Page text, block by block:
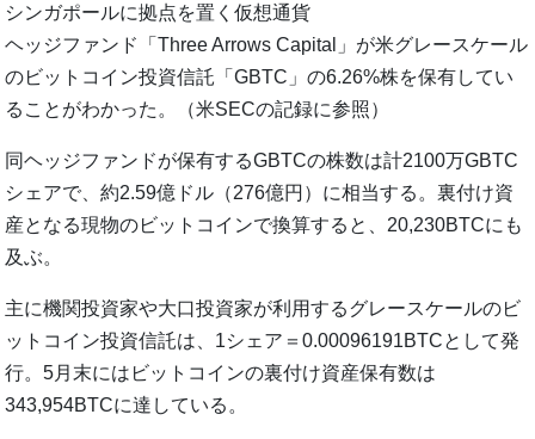
シンガポールに拠点を置く仮想通貨
ヘッジファンド「Three Arrows Capital」が米グレースケール
のビットコイン投資信託「GBTC」の6.26%株を保有してい
ることがわかった。（米SECの記録に参照）
同ヘッジファンドが保有するGBTCの株数は計2100万GBTC
シェアで、約2.59億ドル（276億円）に相当する。裏付け資
産となる現物のビットコインで換算すると、20,230BTCにも
及ぶ。
主に機関投資家や大口投資家が利用するグレースケールのビ
ットコイン投資信託は、1シェア＝0.00096191BTCとして発
行。5月末にはビットコインの裏付け資産保有数は
343,954BTCに達している。